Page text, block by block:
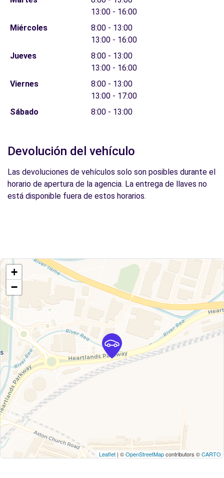
13:00 - 16:00
Miércoles
8:00 - 13:00
13:00 - 16:00
Jueves
8:00 - 13:00
13:00 - 16:00
Viernes
8:00 - 13:00
13:00 - 17:00
Sábado
8:00 - 13:00
Devolución del vehículo
Las devoluciones de vehículos solo son posibles durante el
horario de apertura de la agencia. La entrega de llaves no
está disponible fuera de estos horarios.
+
−
Leaflet | ©OpenStreetMapcontributors ©CARTO